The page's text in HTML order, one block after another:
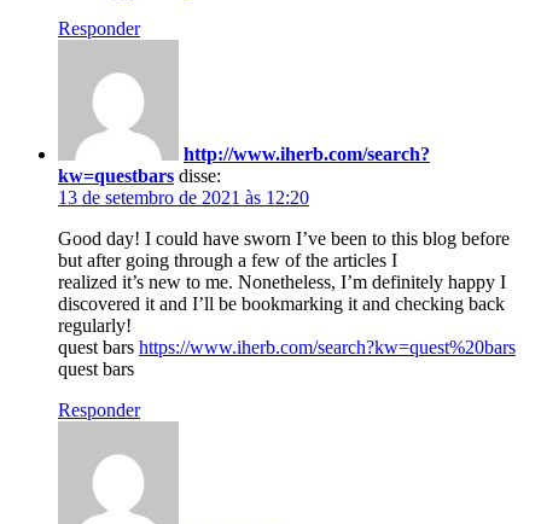
Responder
http://www.iherb.com/search?
kw=questbars disse:
13 de setembro de 2021 às 12:20
Good day! I could have sworn I’ve been to this blog before
but after going through a few of the articles I
realized it’s new to me. Nonetheless, I’m definitely happy I
discovered it and I’ll be bookmarking it and checking back
regularly!
quest bars https://www.iherb.com/search?kw=quest%20bars
quest bars
Responder